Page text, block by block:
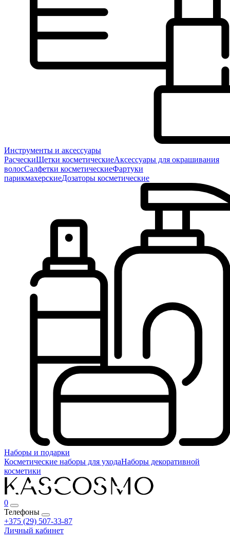
Инструменты и аксессуары
РасческиЩетки косметическиеАксессуары для окрашивания
волосСалфетки косметическиеФартуки
парикмахерскиеДозаторы косметические
Наборы и подарки
Косметические наборы для уходаНаборы декоративной
косметики
0
Телефоны
+375 (29) 507-33-87
Личный кабинет